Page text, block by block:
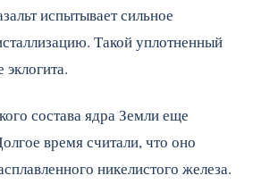
испытывает сильное
Такой уплотненный
эклогита.
состава ядра Земли еще
время считали, что оно
никелистого железа.